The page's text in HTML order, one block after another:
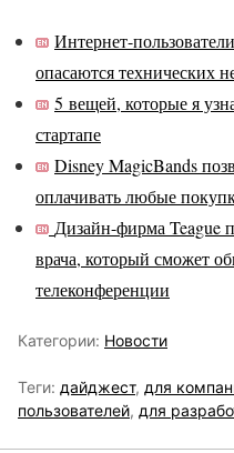
Интернет-
опасаются технических
5 вещей, которые я
стартапе
Disney MagicBands
оплачивать любые
Дизайн-фирма Teague
врача, который сможет
телеконференции
Категории: Новости
Теги: дайджест, для
пользователей, для